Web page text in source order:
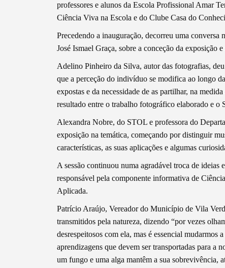
Categorias gerais
Filtros
professores e alunos da Escola Profissional Amar
Ciência Viva na Escola e do Clube Casa do
Precedendo a inauguração, decorreu uma
José Ismael Graça, sobre a conceção da exposição e
Adelino Pinheiro da Silva, autor das fotografias,
que a perceção do indivíduo se modifica ao longo
expostas e da necessidade de as partilhar, na
resultado entre o trabalho fotográfico elaborado e o
Alexandra Nobre, do STOL e professora do
exposição na temática, começando por distinguir
características, as suas aplicações e algumas
A sessão continuou numa agradável troca de ideias
responsável pela componente informativa de
Aplicada.
Patrício Araújo, Vereador do Município de Vila
transmitidos pela natureza, dizendo “por vezes
desrespeitosos com ela, mas é essencial
aprendizagens que devem ser transportadas para a
um fungo e uma alga mantêm a sua sobrevivência,